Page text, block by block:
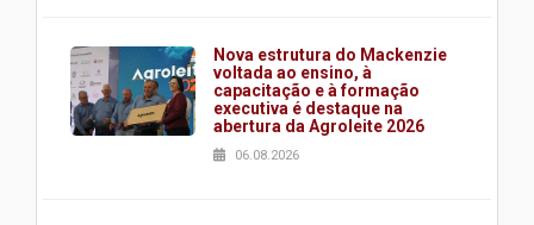
Nova estrutura do Mackenzie
voltada ao ensino, à
capacitação e à formação
executiva é destaque na
abertura da Agroleite 2026
06.08.2026